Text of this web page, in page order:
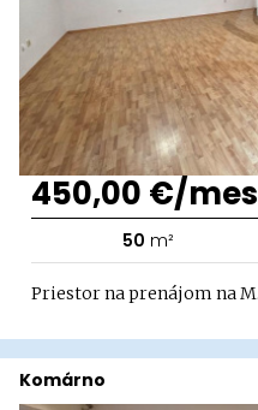
450,00 €/
50 m²
Priestor na prenájom na
Komárno